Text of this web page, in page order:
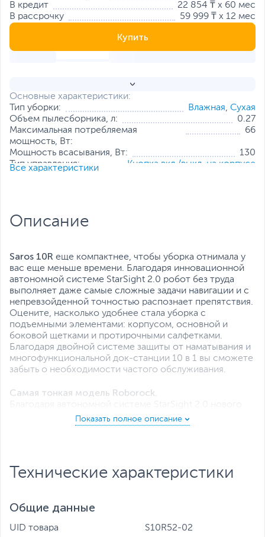
Основные характеристики:
Тип уборки:
Влажная, Сухая
Объем пылесборника, л:
0.27
Максимальная потребляемая
мощность, Вт:
66
Мощность всасывания, Вт:
130
Тип управления:
Кнопка вкл./выкл. на корпусе
Все характеристики
В кредит
22 854 ₸ x 60 мес
В рассрочку
59 999 ₸ x 12 мес
Купить
Описание
Saros 10R еще компактнее, чтобы уборка отнимала у
вас еще меньше времени. Благодаря инновационной
автономной системе StarSight 2.0 робот без труда
выполняет даже самые сложные задачи навигации и с
непревзойденной точностью распознает препятствия.
Оцените, насколько удобнее стала уборка с
подъемными элементами: корпусом, основной и
боковой щетками и протирочными салфетками.
Благодаря двойной системе защиты от наматывания и
многофункциональной док-станции 10 в 1 вы сможете
забыть о необходимости частого обслуживания.
Самая тонкая модель Roborock.
поколения нам удалось создать невероятно
технологичную и очень компактную модель Saros 10R,
составления карт.
маневренность.
обхода препятствий по бокам позволяет роботу без
Технические характеристики
Общие данные
UID товара S10R52-02